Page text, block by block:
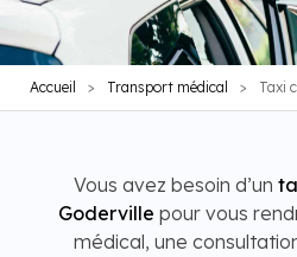
Accueil > Transport médical > Taxi
Vous avez besoin d’un
Goderville pour vous
médical, une